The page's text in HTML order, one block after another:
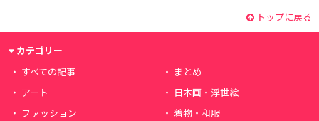
トップに戻る
カテゴリー
すべての記事
まとめ
アート
日本画・浮世絵
ファッション
着物・和服